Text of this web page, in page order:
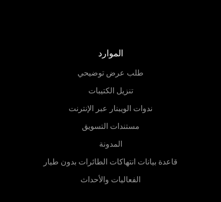
الموارد
طلب عرض توضيحي
تنزيل الكتيبات
ندوات الويبنار عبر الإنترنت
مستندات التسويق
المدونة
قاعدة بيانات انتهاكات الطائرات بدون طيار
الفعاليات والأحداث